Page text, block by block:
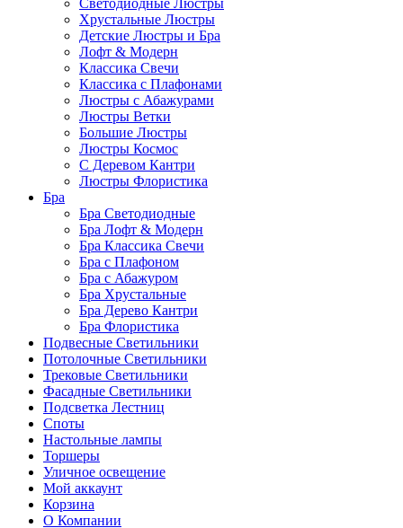
Светодиодные Люстры
Хрустальные Люстры
Детские Люстры и Бра
Лофт & Модерн
Классика Свечи
Классика с Плафонами
Люстры с Абажурами
Люстры Ветки
Большие Люстры
Люстры Космос
С Деревом Кантри
Люстры Флористика
Бра
Бра Светодиодные
Бра Лофт & Модерн
Бра Классика Свечи
Бра с Плафоном
Бра с Абажуром
Бра Хрустальные
Бра Дерево Кантри
Бра Флористика
Подвесные Светильники
Потолочные Светильники
Трековые Светильники
Фасадные Светильники
Подсветка Лестниц
Споты
Настольные лампы
Торшеры
Уличное освещение
Мой аккаунт
Корзина
О Компании